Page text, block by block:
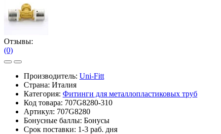
Отзывы:
(0)
Производитель: Uni-Fitt
Страна: Италия
Категория: Фитинги для металлопластиковых труб
Код товара: 707G8280-310
Артикул: 707G8280
Бонусные баллы: Бонусы
Срок поставки: 1-3 раб. дня